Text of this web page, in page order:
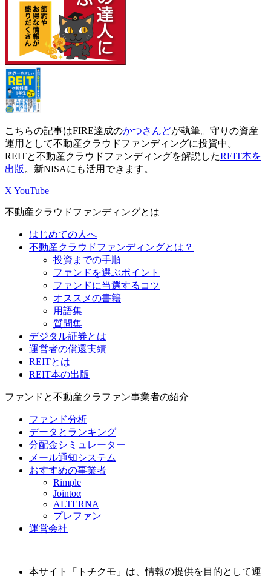
こちらの記事はFIRE達成のかつさんどが執筆。守りの資産
運用として不動産クラウドファンディングに投資中。
REITと不動産クラウドファンディングを解説したREIT本を
出版 。新NISAにも活用できます。
X YouTube
不動産クラウドファンディングとは
はじめての人へ
不動産クラウドファンディングとは？
投資までの手順
ファンドを選ぶポイント
ファンドに当選するコツ
オススメの書籍
用語集
質問集
デジタル証券とは
運営者の償還実績
REITとは
REIT本の出版
ファンドと不動産クラファン事業者の紹介
ファンド分析
データとランキング
分配金シミュレーター
メール通知システム
おすすめの事業者
Rimple
Jointoα
ALTERNA
プレファン
運営会社
本サイト「トチクモ」は、情報の提供を目的として運